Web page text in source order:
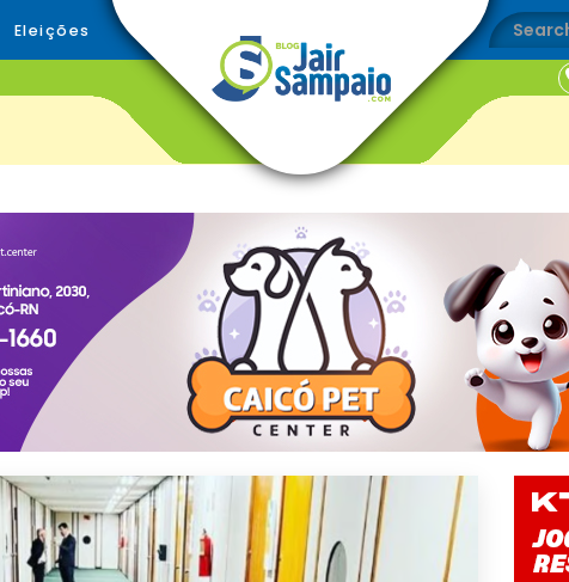
Eleições